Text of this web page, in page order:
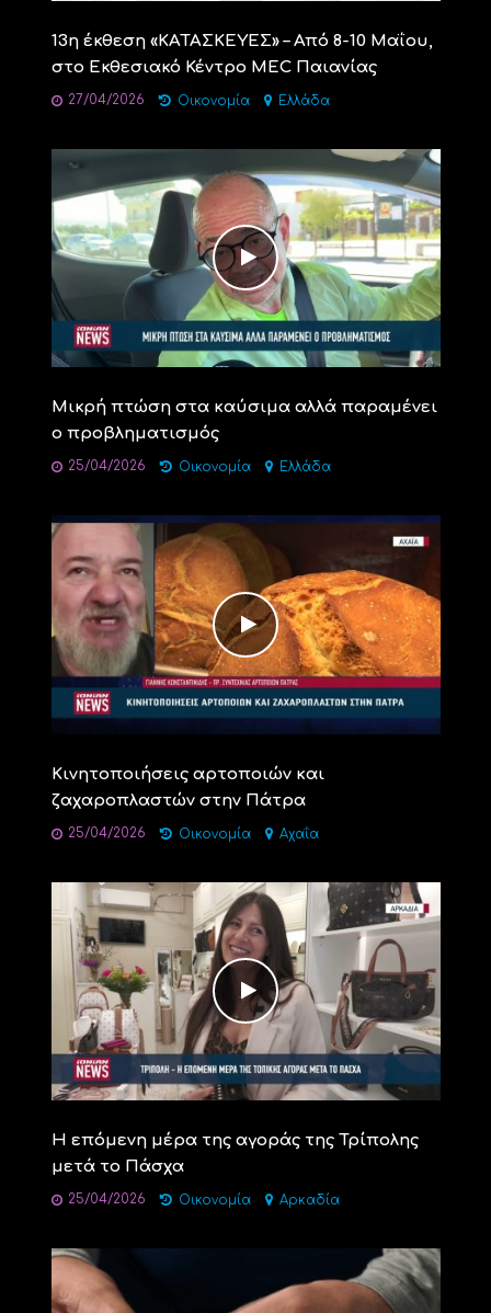
13η έκθεση «ΚΑΤΑΣΚΕΥΕΣ» – Από 8-10 Μαΐου,
στο Εκθεσιακό Κέντρο MEC Παιανίας
27/04/2026 Οικονομία Ελλάδα
Μικρή πτώση στα καύσιμα αλλά παραμένει
ο προβληματισμός
25/04/2026 Οικονομία Ελλάδα
Κινητοποιήσεις αρτοποιών και
ζαχαροπλαστών στην Πάτρα
25/04/2026 Οικονομία Αχαΐα
Η επόμενη μέρα της αγοράς της Τρίπολης
μετά το Πάσχα
25/04/2026 Οικονομία Αρκαδία